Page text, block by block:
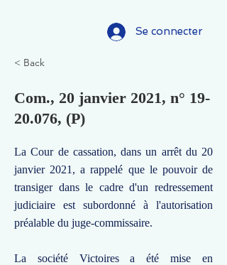
Se connecter
< Back
Com., 20 janvier 2021, n° 19-
20.076, (P)
La Cour de cassation, dans un arrêt du 20
janvier 2021, a rappelé que le pouvoir de
transiger dans le cadre d'un redressement
judiciaire est subordonné à l'autorisation
préalable du juge-commissaire.
La société Victoires a été mise en